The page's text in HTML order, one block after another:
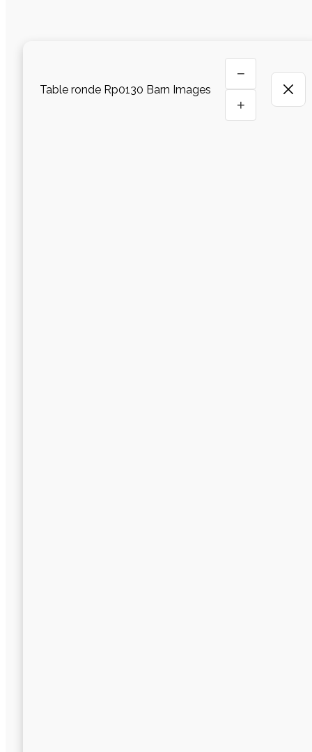
Table ronde Rp0130 Barn Images
−
+